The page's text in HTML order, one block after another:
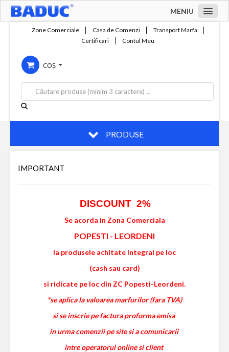
MENIU
Compania
Servicii
Productie
Contact
Zone Comerciale Casa de Comenzi
Transport Marfa
Certificari
Contul Meu
COȘ
PRODUSE
IMPORTANT
DISCOUNT 2%
Se acorda in Zona Comerciala
POPESTI - LEORDENI
la produsele achitate integral pe loc
(cash sau card)
si ridicate pe loc din ZC Popesti-Leordeni.
*se aplica la valoarea marfurilor (fara TVA)
si se inscrie pe factura proforma emisa
in urma comenzii pe site si a comunicarii
intre operatorul online si client